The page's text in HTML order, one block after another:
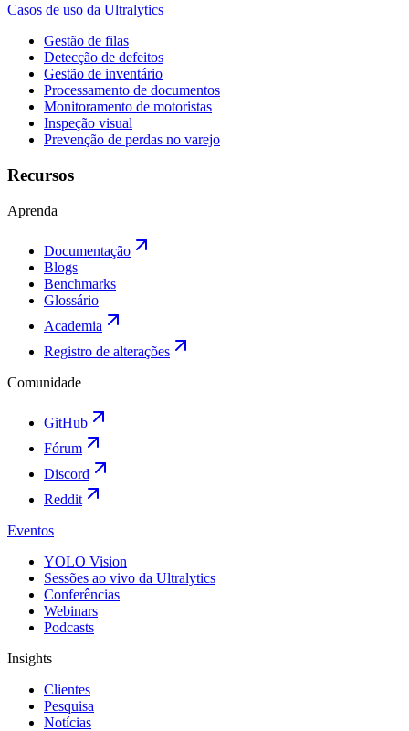
Casos de uso da Ultralytics
Gestão de filas
Detecção de defeitos
Gestão de inventário
Processamento de documentos
Monitoramento de motoristas
Inspeção visual
Prevenção de perdas no varejo
Recursos
Aprenda
Documentação
Blogs
Benchmarks
Glossário
Academia
Registro de alterações
Comunidade
GitHub
Fórum
Discord
Reddit
Eventos
YOLO Vision
Sessões ao vivo da Ultralytics
Conferências
Webinars
Podcasts
Insights
Clientes
Pesquisa
Notícias